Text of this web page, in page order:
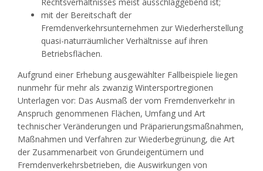
mit der Bereitschaft der
Fremdenverkehrsunternehmen zur Wiederherstellung
quasi-naturräumlicher Verhältnisse auf ihren
Betriebsflächen.
Aufgrund einer Erhebung ausgewählter Fallbeispiele liegen
nunmehr für mehr als zwanzig Wintersportregionen
Unterlagen vor: Das Ausmaß der vom Fremdenverkehr in
Anspruch genommenen Flächen, Umfang und Art
technischer Veränderungen und Präparierungsmaßnahmen,
Maßnahmen und Verfahren zur Wiederbegrünung, die Art
der Zusammenarbeit von Grundeigentümern und
Fremdenverkehrsbetrieben, die Auswirkungen von